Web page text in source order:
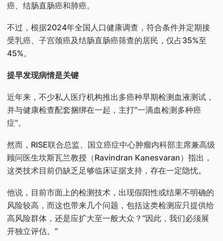
癌、结肠直肠癌和肺癌。
不过，根据2024年全国人口健康调查，符合条件并定期接
受乳癌、子宫颈癌及结肠直肠癌筛查的居民，仅占35%至
45%。
提早发现病情是关键
近年来，不少私人医疗机构推出多癌种早期检测血液测试，
并与健康检查配套捆绑在一起，主打“一滴血检测多种癌
症”。
然而，RISE联合总监、国立癌症中心肿瘤内科部主席兼高级
顾问医生坎斯瓦兰教授（Ravindran Kanesvaran）指出，
这类技术目前仍缺乏足够临床证据支持，存在一定隐忧。
他说，目前市面上的检测技术，出现假阳性或结果不明确的
风险较高，而这也带来几个问题，包括这类检测应只提供给
高风险群体，还是应扩大至一般大众？“因此，我们必须展
开独立评估。”